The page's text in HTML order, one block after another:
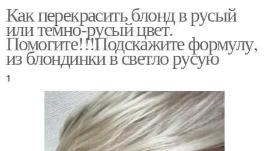
Как перекрасить блонд в русый
или темно-русый цвет.
Помогите!!!Подскажите формулу,
из блондинки в светло русую
1